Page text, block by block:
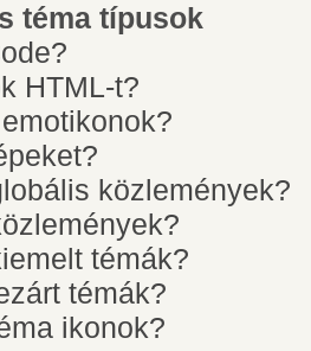
téma típusok
HTML-t?
közlemények?
témák?
témák?
ikonok?